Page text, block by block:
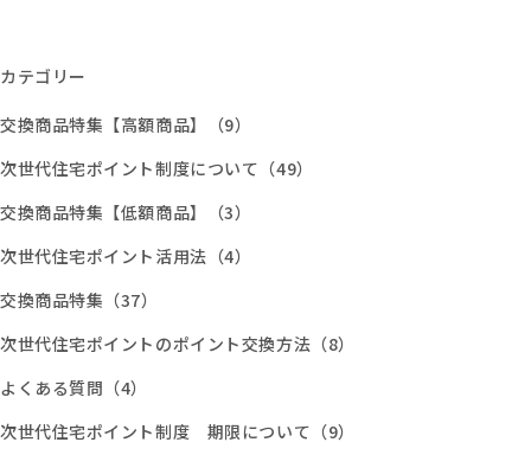
カテゴリー
交換商品特集【高額商品】（9）
次世代住宅ポイント制度について（49）
交換商品特集【低額商品】（3）
次世代住宅ポイント活用法（4）
交換商品特集（37）
次世代住宅ポイントのポイント交換方法（8）
よくある質問（4）
次世代住宅ポイント制度 期限について（9）